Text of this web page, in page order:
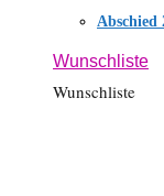
Abschied
Wunschliste
Wunschliste